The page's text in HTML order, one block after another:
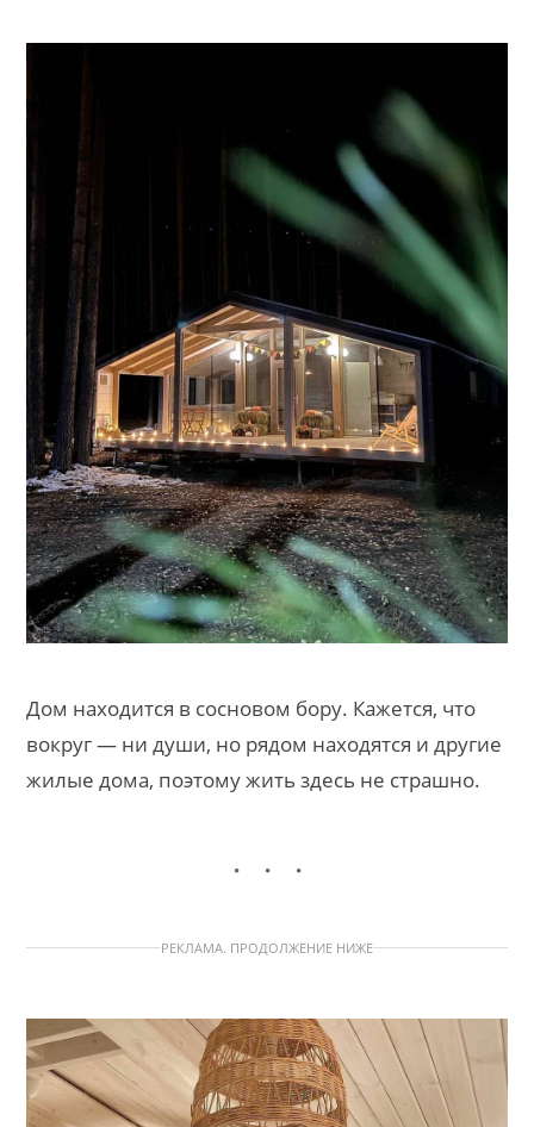
Дом находится в сосновом бору. Кажется, что
вокруг — ни души, но рядом находятся и другие
жилые дома, поэтому жить здесь не страшно.
РЕКЛАМА. ПРОДОЛЖЕНИЕ НИЖЕ